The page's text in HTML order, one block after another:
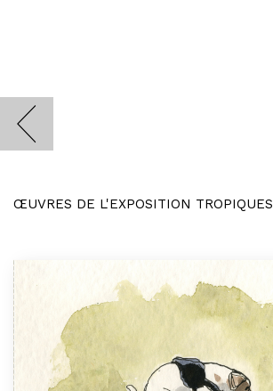
ŒUVRES DE L'EXPOSITION TROPIQUES